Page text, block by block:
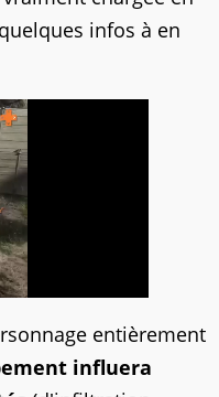
infos à en
entièrement
influera